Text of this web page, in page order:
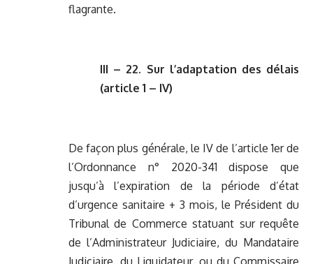
flagrante.
III – 22. Sur l’adaptation des délais
(article 1 – IV)
De façon plus générale, le IV de l’article 1er de
l’Ordonnance n° 2020-341 dispose que
jusqu’à l’expiration de la période d’état
d’urgence sanitaire + 3 mois, le Président du
Tribunal de Commerce statuant sur requête
de l’Administrateur Judiciaire, du Mandataire